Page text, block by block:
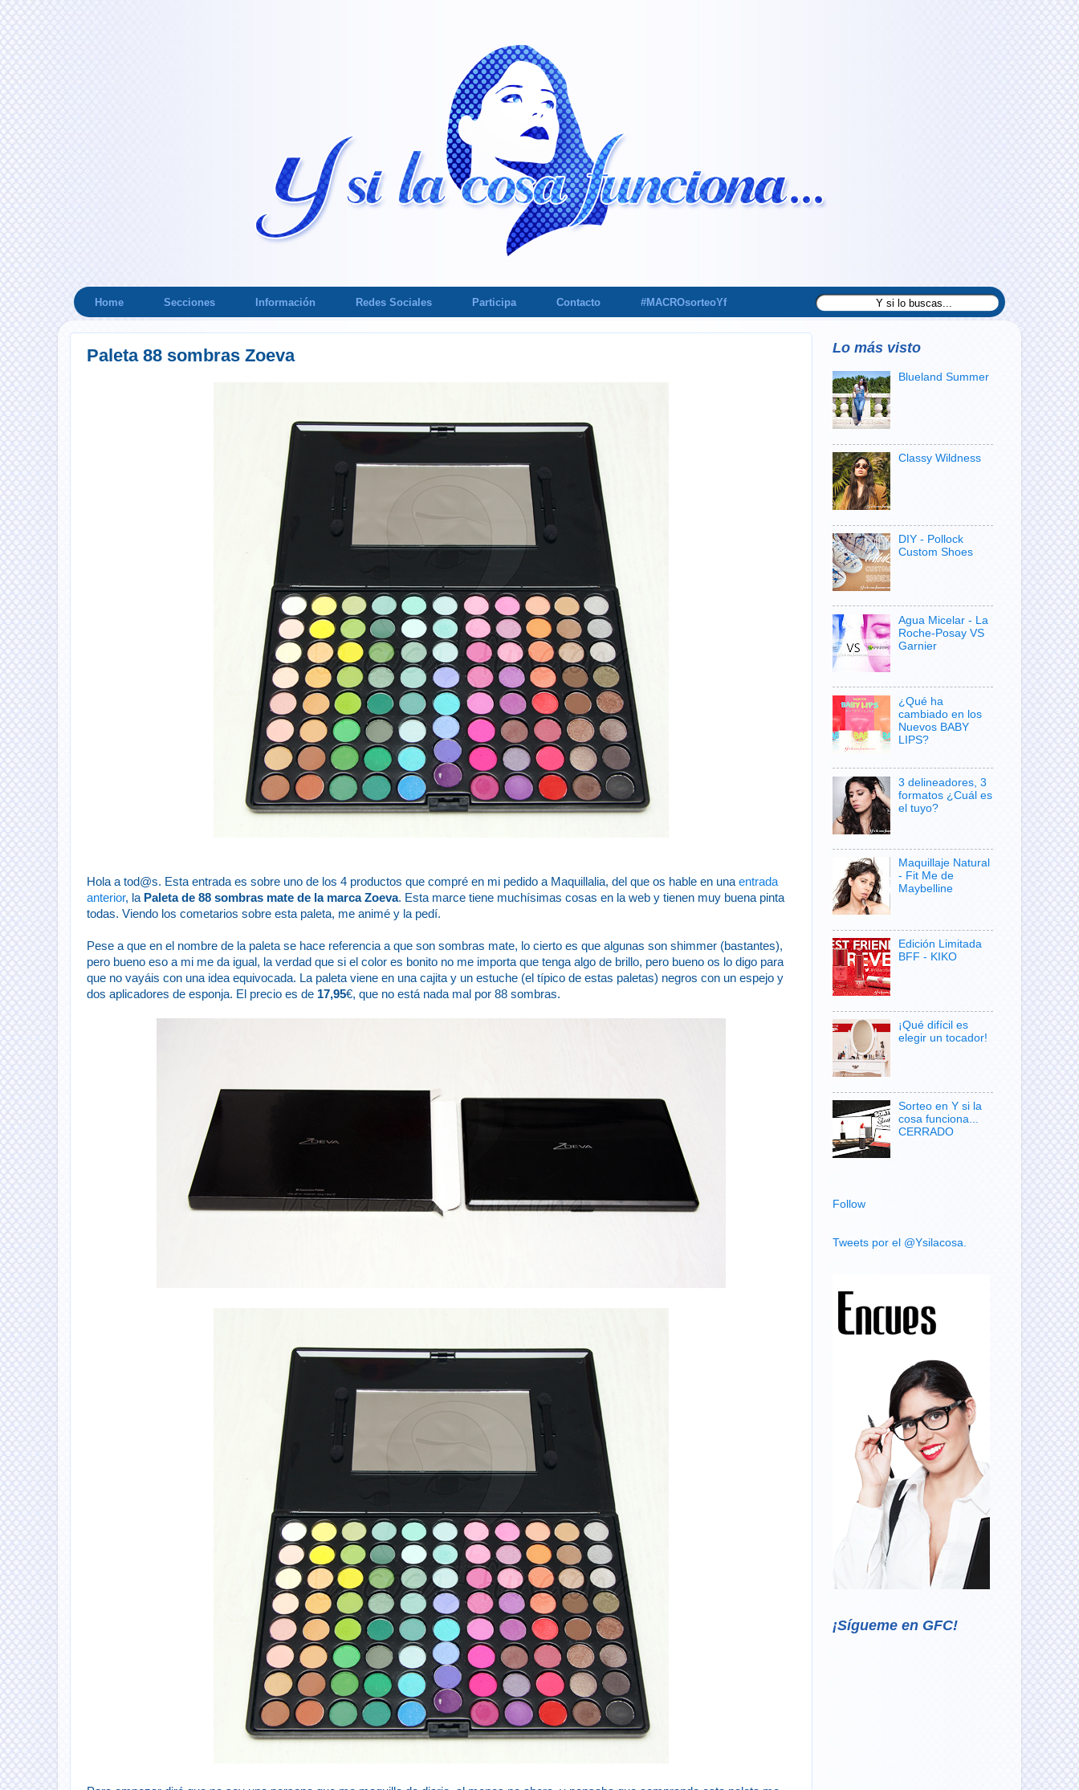
Home Secciones Información Redes Sociales Participa Contacto #MACROsorteoYf
Paleta 88 sombras Zoeva
Hola a tod@s. Esta entrada es sobre uno de los 4 productos que compré en mi pedido a Maquillalia, del que os hable en una entrada
anterior, la Paleta de 88 sombras mate de la marca Zoeva. Esta marce tiene muchísimas cosas en la web y tienen muy buena pinta
todas. Viendo los cometarios sobre esta paleta, me animé y la pedí.
Pese a que en el nombre de la paleta se hace referencia a que son sombras mate, lo cierto es que algunas son shimmer (bastantes),
pero bueno eso a mi me da igual, la verdad que si el color es bonito no me importa que tenga algo de brillo, pero bueno os lo digo para
que no vayáis con una idea equivocada. La paleta viene en una cajita y un estuche (el típico de estas paletas) negros con un espejo y
dos aplicadores de esponja. El precio es de 17,95€, que no está nada mal por 88 sombras.
Lo más visto
Blueland Summer
Classy Wildness
DIY - Pollock
Custom Shoes
Agua Micelar - La
Roche-Posay VS
Garnier
¿Qué ha
cambiado en los
Nuevos BABY
LIPS?
3 delineadores, 3
formatos ¿Cuál es
el tuyo?
Maquillaje Natural
- Fit Me de
Maybelline
Edición Limitada
BFF - KIKO
¡Qué difícil es
elegir un tocador!
Sorteo en Y si la
cosa funciona...
CERRADO
Follow
Tweets por el @Ysilacosa.
¡Sígueme en GFC!